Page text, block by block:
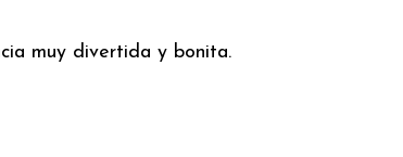
muy divertida y bonita.